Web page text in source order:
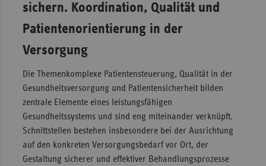
sichern. Koordination, Qualität und
Patientenorientierung in der
Versorgung
Die Themenkomplexe Patientensteuerung, Qualität in der
Gesundheitsversorgung und Patientensicherheit bilden
zentrale Elemente eines leistungsfähigen
Gesundheitssystems und sind eng miteinander verknüpft.
Schnittstellen bestehen insbesondere bei der Ausrichtung
auf den konkreten Versorgungsbedarf vor Ort, der
Gestaltung sicherer und eﬀektiver Behandlungsprozesse